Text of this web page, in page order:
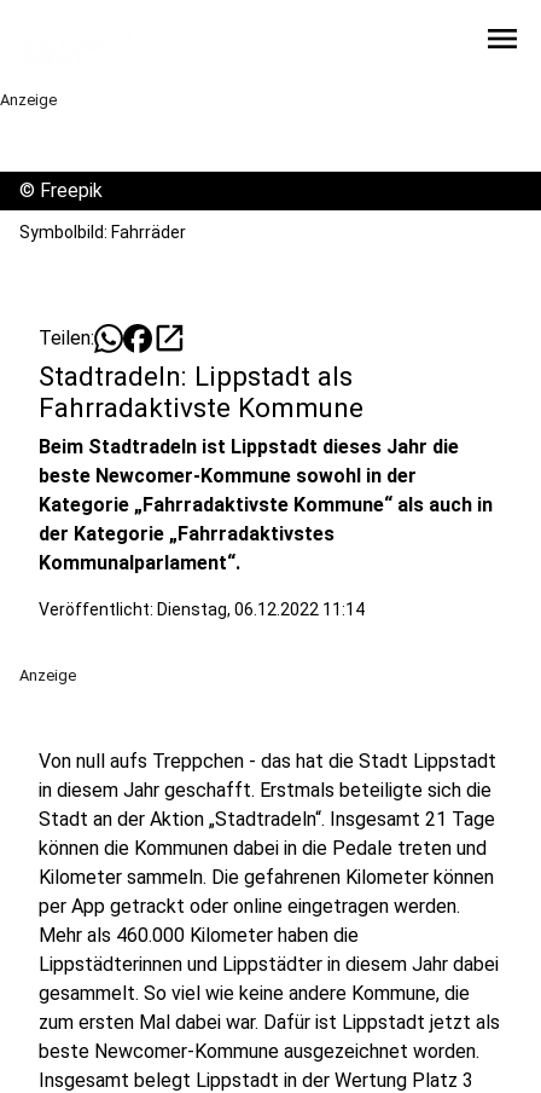
menu
Anzeige
© Freepik
Symbolbild: Fahrräder
Teilen: open_in_new
Stadtradeln: Lippstadt als
Fahrradaktivste Kommune
Beim Stadtradeln ist Lippstadt dieses Jahr die
beste Newcomer-Kommune sowohl in der
Kategorie „Fahrradaktivste Kommune“ als auch in
der Kategorie „Fahrradaktivstes
Kommunalparlament“.
Veröffentlicht: Dienstag, 06.12.2022 11:14
Anzeige
Von null aufs Treppchen - das hat die Stadt Lippstadt
in diesem Jahr geschafft. Erstmals beteiligte sich die
Stadt an der Aktion „Stadtradeln“. Insgesamt 21 Tage
können die Kommunen dabei in die Pedale treten und
Kilometer sammeln. Die gefahrenen Kilometer können
per App getrackt oder online eingetragen werden.
Mehr als 460.000 Kilometer haben die
Lippstädterinnen und Lippstädter in diesem Jahr dabei
gesammelt. So viel wie keine andere Kommune, die
zum ersten Mal dabei war. Dafür ist Lippstadt jetzt als
beste Newcomer-Kommune ausgezeichnet worden.
Insgesamt belegt Lippstadt in der Wertung Platz 3